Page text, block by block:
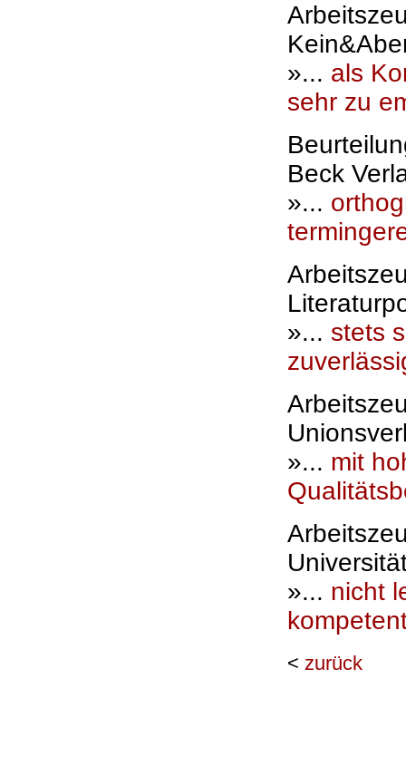
»... als
sehr zu
Beck
»...
»... stets
»... mit
»... nicht
< zurück